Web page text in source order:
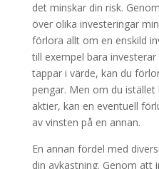
det minskar din risk.
över olika investeringar
förlora allt om en enskild
till exempel bara
tappar i värde, kan du
pengar. Men om du
aktier, kan en eventuell
av vinsten på en annan.
En annan fördel med
din avkastning. Genom att